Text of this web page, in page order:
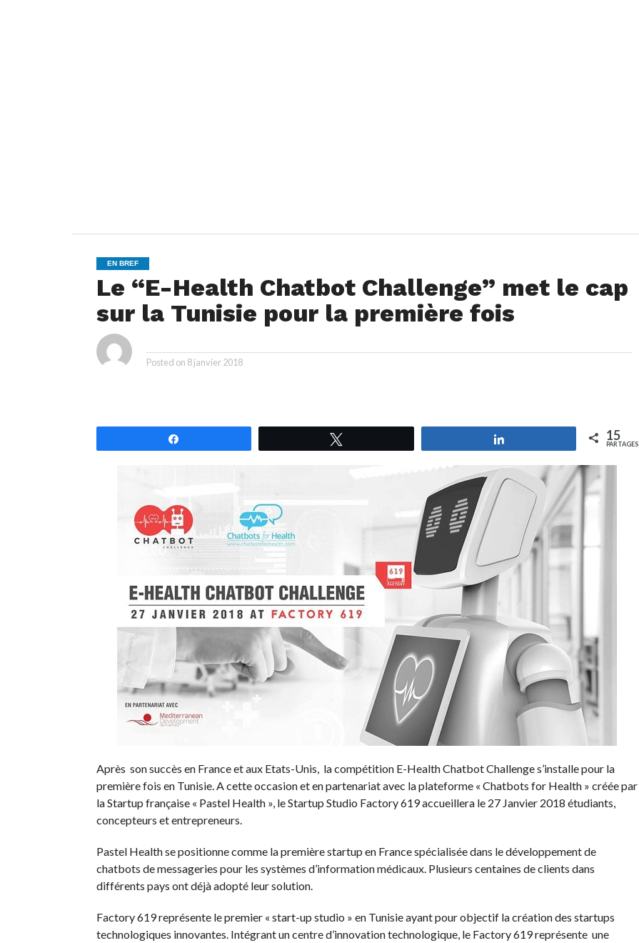
EN BREF
Le “E-Health Chatbot Challenge” met le cap
sur la Tunisie pour la première fois
Posted on 8 janvier 2018
15
PARTAGES
Après son succès en France et aux Etats-Unis, la compétition E-Health Chatbot Challenge s’installe pour la
première fois en Tunisie. A cette occasion et en partenariat avec la plateforme « Chatbots for Health » créée par
la Startup française « Pastel Health », le Startup Studio Factory 619 accueillera le 27 Janvier 2018 étudiants,
concepteurs et entrepreneurs.
Pastel Health se positionne comme la première startup en France spécialisée dans le développement de
chatbots de messageries pour les systèmes d’information médicaux. Plusieurs centaines de clients dans
différents pays ont déjà adopté leur solution.
Factory 619 représente le premier « start-up studio » en Tunisie ayant pour objectif la création des startups
technologiques innovantes. Intégrant un centre d’innovation technologique, le Factory 619 représente une